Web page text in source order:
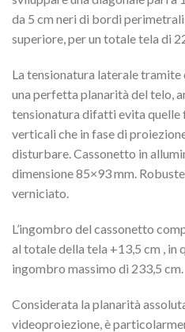
da 5 cm neri di bordi
superiore, per un totale tela di
La tensionatura laterale
una perfetta planarità del telo,
tensionatura difatti evita quelle
verticali che in fase di
disturbare. Cassonetto in
dimensione 85×93 mm.
verniciato.
L’ingombro del cassonetto
al totale della tela +13,5 cm , in
ingombro massimo di 233,5 cm.
Considerata la planarità
videoproiezione, è